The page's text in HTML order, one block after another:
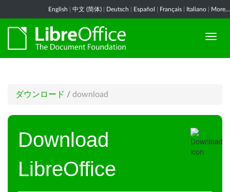
English 中文 (简体) Deutsch Español Français Italiano More...
ダウンロード / download
Download
LibreOffice